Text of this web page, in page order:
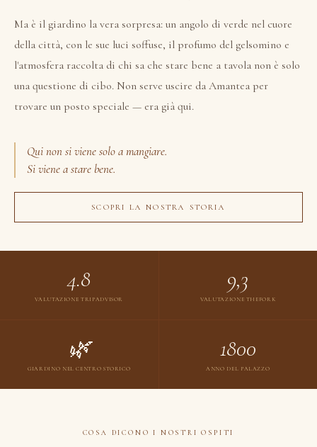
Ma è il giardino la vera sorpresa: un angolo di verde nel cuore
della città, con le sue luci soffuse, il profumo del gelsomino e
l'atmosfera raccolta di chi sa che stare bene a tavola non è solo
una questione di cibo. Non serve uscire da Amantea per
trovare un posto speciale — era già qui.
Qui non si viene solo a mangiare.
Si viene a stare bene.
SCOPRI LA NOSTRA STORIA
4.8
VALUTAZIONE TRIPADVISOR
9,3
VALUTAZIONE THEFORK
🌿
GIARDINO NEL CENTRO STORICO
1800
ANNO DEL PALAZZO
COSA DICONO I NOSTRI OSPITI